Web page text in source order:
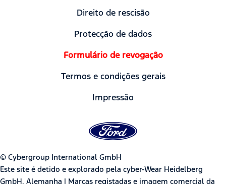
Direito de rescisão
Protecção de dados
Formulário de revogação
Termos e condições gerais
Impressão
© Cybergroup International GmbH
Este site é detido e explorado pela cyber-Wear Heidelberg
GmbH, Alemanha | Marcas registadas e imagem comercial da